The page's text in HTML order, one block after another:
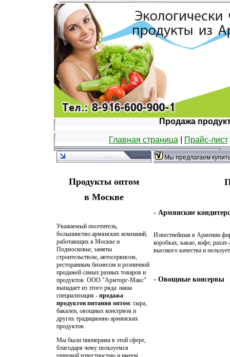
Продажа
Главная страница Прайс-лист
Продукты оптом
в Москве
Уважаемый посетитель,
большинство армянских компаний,
работающих в Москве и
Подмосковье, заняты
строительством, автосервисом,
ресторанным бизнесом и розничной
продажей самых разных товаров и
продуктов. ООО "Армторг-Макс"
выпадает из этого ряда: наша
специализация - продажа
продуктов питания оптом: сыра,
бакалеи, овощных консервов и
других традиционно армянских
продуктов.
Мы были пионерами в этой сфере,
благодаря чему пользуемся
широкой известностью и имеем
Мы предлагаем
- Армянские
Известнейшая в Армении
коробках, какао, кофе,
высокого качества и
- Овощные консервы